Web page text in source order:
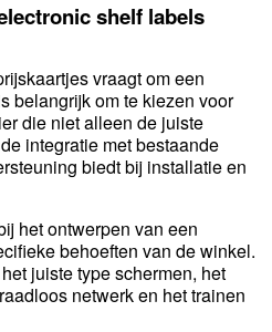
shelf labels
vraagt om een
belangrijk om te kiezen voor
die niet alleen de juiste
integratie met bestaande
biedt bij installatie en
het ontwerpen van een
behoeften van de winkel.
juiste type schermen, het
netwerk en het trainen